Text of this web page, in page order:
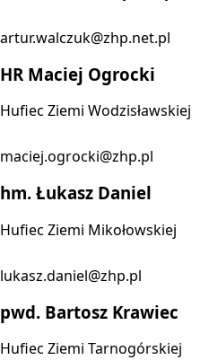
artur.walczuk@zhp.net.pl
HR Maciej Ogrocki
Hufiec Ziemi Wodzisławskiej
maciej.ogrocki@zhp.pl
hm. Łukasz Daniel
Hufiec Ziemi Mikołowskiej
lukasz.daniel@zhp.pl
pwd. Bartosz Krawiec
Hufiec Ziemi Tarnogórskiej